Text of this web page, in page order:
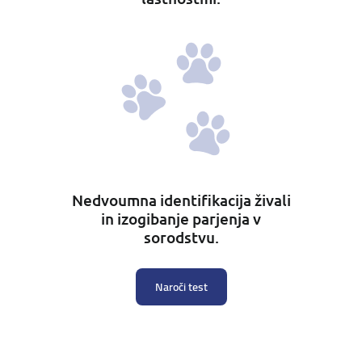
Nedvoumna identifikacija živali
in izogibanje parjenja v
sorodstvu.
Naroči test